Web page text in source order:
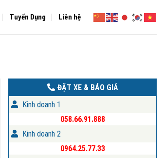
Tuyển Dụng Liên hệ
ĐẶT XE & BÁO GIÁ
Kinh doanh 1
058.66.91.888
Kinh doanh 2
0964.25.77.33